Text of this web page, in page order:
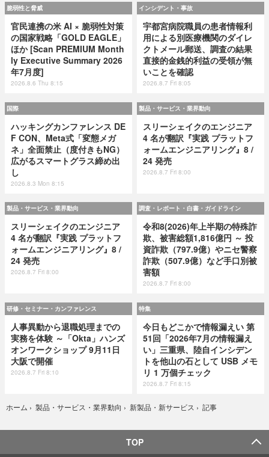
脆弱性と脅威
官民連携の米 AI × 脆弱性対策
の国家戦略「GOLD EAGLE」
ほか [Scan PREMIUM Month
ly Executive Summary 2026
年7月度]
2026.8.6 Thu 8:15
インシデント・事故
宇都宮病院職員の患者情報利
用による別医療機関のダイレ
クトメール郵送、調査の結果
直接的金銭的利益の受領が無
いことを確認
2026.8.7 Fri 8:05
国際
ハッキングカンファレンス DE
F CON、Meta式「変態メガ
ネ」全面禁止（度付きもNG）
広がるスマートグラス締め出
し
2026.8.3 Mon 8:15
製品・サービス・業界動向
スリーシェイクのエンジニア
4 名が翻訳『実践 プラットフ
ォームエンジニアリング』8 /
24 発売
2026.8.7 Fri 8:00
製品・サービス・業界動向
スリーシェイクのエンジニア
4 名が翻訳『実践 プラットフ
ォームエンジニアリング』8 /
24 発売
2026.8.7 Fri 8:00
調査・レポート・白書・ガイドライン
令和8(2026)年上半期の特殊詐
欺、被害総額1,816億円 ～ 投
資詐欺（797.9億）やニセ警察
詐欺（507.9億）など手口別被
害額
2026.8.7 Fri 8:00
研修・セミナー・カンファレンス
人事異動から退職処理までの
実務を体験 ～「Okta」ハンズ
オンワークショップ 9月11日
大阪で開催
2026.8.7 Fri 8:10
特集
今日もどこかで情報漏えい 第
51回「2026年7月の情報漏え
い」三重県、陸自インシデン
トを他山の石として USB メモ
リ 1 万個チェック
2026.8.7 Fri 8:15
ホーム › 製品・サービス・業界動向 › 新製品・新サービス › 記事
TOP